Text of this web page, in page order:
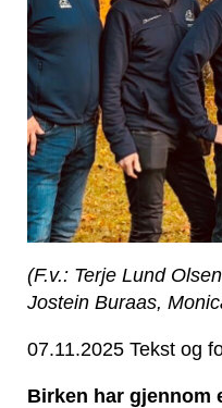
(F.v.: Terje Lund
Jostein Buraas,
07.11.2025 Tekst og
Birken har gjennom